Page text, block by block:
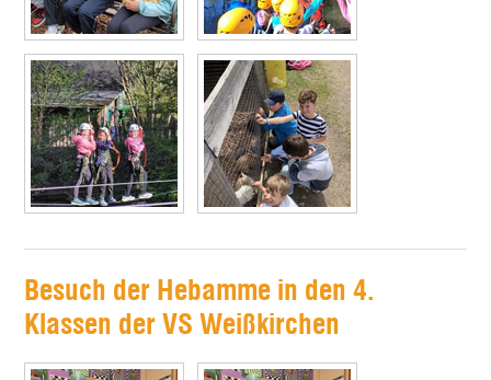
Besuch der Hebamme in den 4.
Klassen der VS Weißkirchen